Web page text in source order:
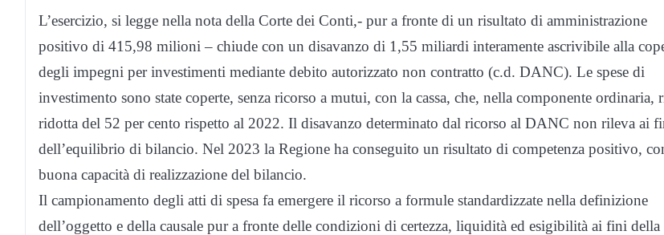
L’esercizio, si legge nella nota della Corte dei Conti,- pur a fronte di un risultato di amministrazione
positivo di 415,98 milioni – chiude con un disavanzo di 1,55 miliardi interamente ascrivibile alla
degli impegni per investimenti mediante debito autorizzato non contratto (c.d. DANC). Le spese di
investimento sono state coperte, senza ricorso a mutui, con la cassa, che, nella componente ordinaria,
ridotta del 52 per cento rispetto al 2022. Il disavanzo determinato dal ricorso al DANC non rileva ai
dell’equilibrio di bilancio. Nel 2023 la Regione ha conseguito un risultato di competenza positivo,
buona capacità di realizzazione del bilancio.
Il campionamento degli atti di spesa fa emergere il ricorso a formule standardizzate nella definizione
dell’oggetto e della causale pur a fronte delle condizioni di certezza, liquidità ed esigibilità ai fini della